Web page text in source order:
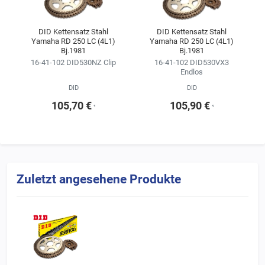
Kitkonfigurator ändern.
Wir empfehlen, sich für die Kette im Kettensatz stets an der
Erstausrüsterqualität zu orientieren
(siehe Ergebnisse der Fahrzeugsuche).
DID Kettensatz Stahl
Yamaha RD 250 LC (4L1)
Bj.1981
16-41-102 DID530NZ Clip
DID
105,70 € ¹
DID Kettensatz Stahl
Yamaha RD 250 LC (4L1)
Bj.1981
16-41-102 DID530VX3
Endlos
DID
105,90 € ¹
Zuletzt angesehene Produkte